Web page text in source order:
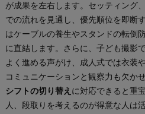
が成果を左右します。セッティング
での流れを見通し、優先順位を即断
はケーブルの養生やスタンドの転倒
に直結します。さらに、子ども撮影
よく進める声がけ、成人式では衣装
コミュニケーションと観察力も欠かせ
シフトの切り替え に対応できると重
人、段取りを考えるのが得意な人は